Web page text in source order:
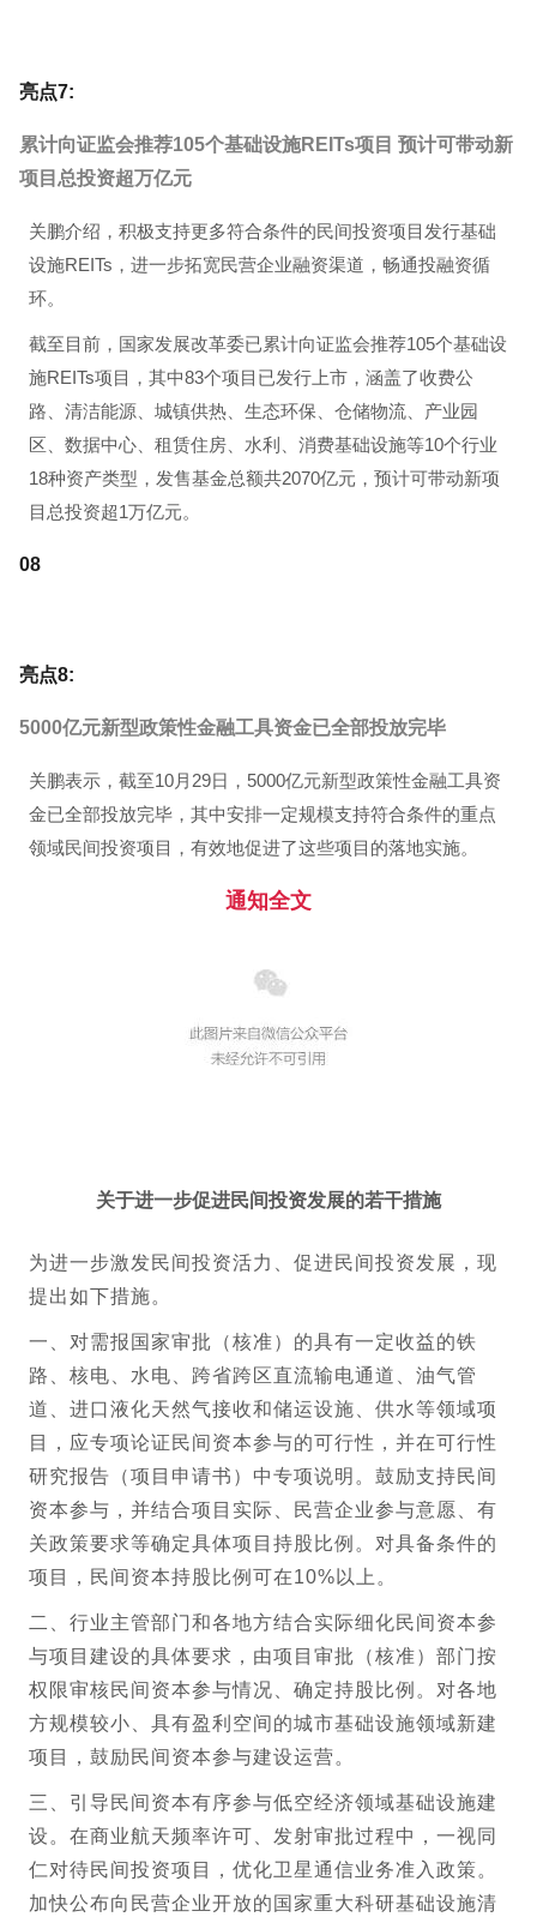
亮点7:
累计向证监会推荐105个基础设施REITs项目 预计可带动新
项目总投资超万亿元
关鹏介绍，积极支持更多符合条件的民间投资项目发行基础
设施REITs，进一步拓宽民营企业融资渠道，畅通投融资循
环。
截至目前，国家发展改革委已累计向证监会推荐105个基础设
施REITs项目，其中83个项目已发行上市，涵盖了收费公
路、清洁能源、城镇供热、生态环保、仓储物流、产业园
区、数据中心、租赁住房、水利、消费基础设施等10个行业
18种资产类型，发售基金总额共2070亿元，预计可带动新项
目总投资超1万亿元。
08
亮点8:
5000亿元新型政策性金融工具资金已全部投放完毕
关鹏表示，截至10月29日，5000亿元新型政策性金融工具资
金已全部投放完毕，其中安排一定规模支持符合条件的重点
领域民间投资项目，有效地促进了这些项目的落地实施。
通知全文
关于进一步促进民间投资发展的若干措施
为进一步激发民间投资活力、促进民间投资发展，现
提出如下措施。
一、对需报国家审批（核准）的具有一定收益的铁
路、核电、水电、跨省跨区直流输电通道、油气管
道、进口液化天然气接收和储运设施、供水等领域项
目，应专项论证民间资本参与的可行性，并在可行性
研究报告（项目申请书）中专项说明。鼓励支持民间
资本参与，并结合项目实际、民营企业参与意愿、有
关政策要求等确定具体项目持股比例。对具备条件的
项目，民间资本持股比例可在10%以上。
二、行业主管部门和各地方结合实际细化民间资本参
与项目建设的具体要求，由项目审批（核准）部门按
权限审核民间资本参与情况、确定持股比例。对各地
方规模较小、具有盈利空间的城市基础设施领域新建
项目，鼓励民间资本参与建设运营。
三、引导民间资本有序参与低空经济领域基础设施建
设。在商业航天频率许可、发射审批过程中，一视同
仁对待民间投资项目，优化卫星通信业务准入政策。
加快公布向民营企业开放的国家重大科研基础设施清